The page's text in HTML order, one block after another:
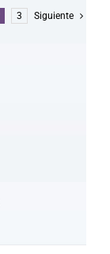
3 Siguiente